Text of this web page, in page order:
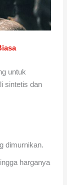
untuk
sintetis dan
dimurnikan.
harganya